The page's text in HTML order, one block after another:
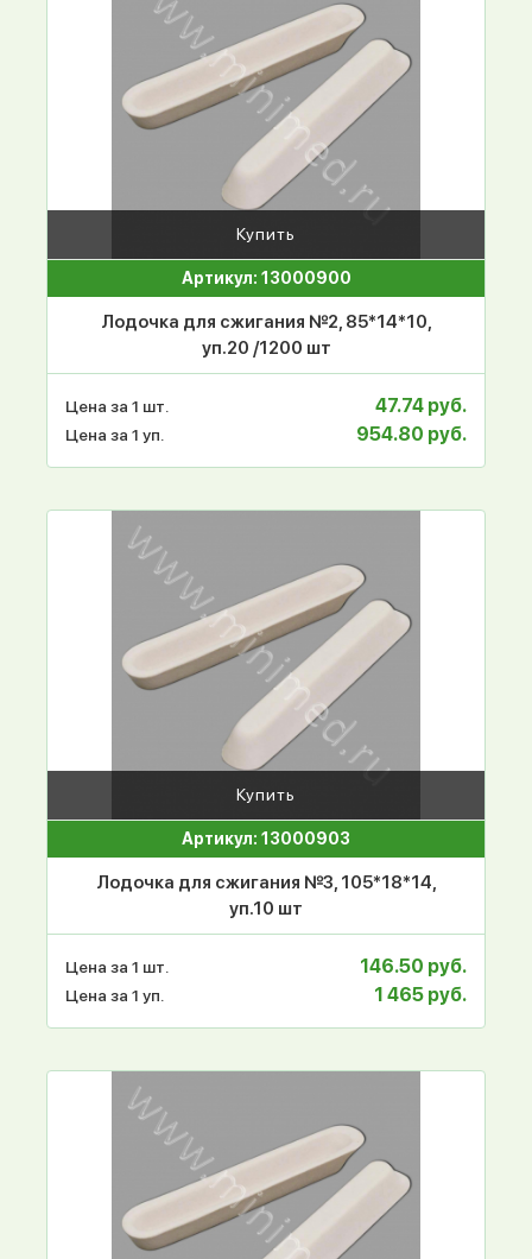
Купить
Артикул: 13000900
Лодочка для сжигания №2, 85*14*10,
уп.20 /1200 шт
Цена за 1 шт. 47.74 руб.
Цена за 1 уп. 954.80 руб.
Купить
Артикул: 13000903
Лодочка для сжигания №3, 105*18*14,
уп.10 шт
Цена за 1 шт. 146.50 руб.
Цена за 1 уп. 1 465 руб.